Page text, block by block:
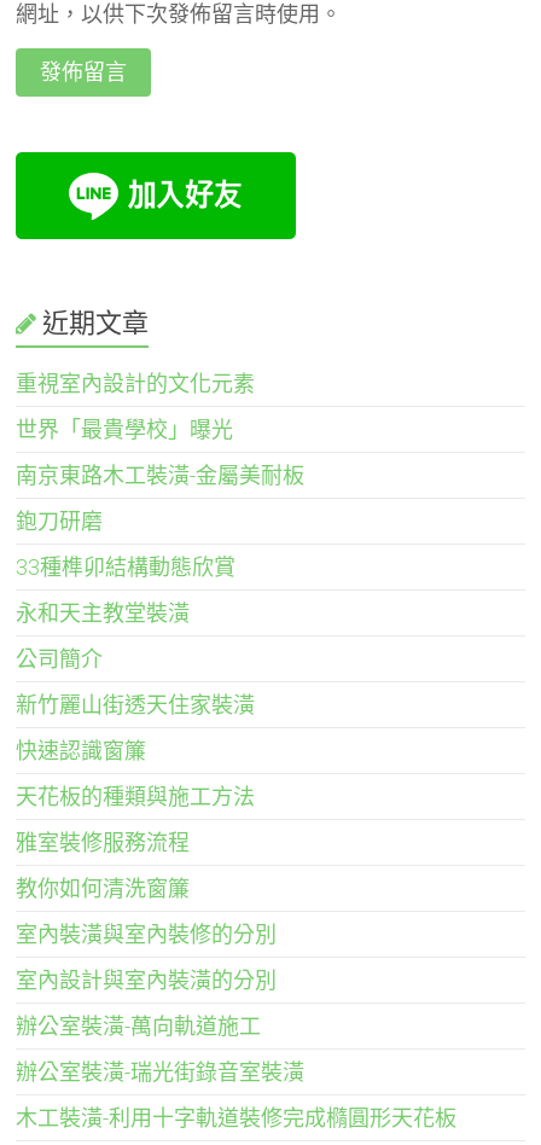
網址，以供下次發佈留言時使用。
近期文章
重視室內設計的文化元素
世界「最貴學校」曝光
南京東路木工裝潢-金屬美耐板
鉋刀研磨
33種榫卯結構動態欣賞
永和天主教堂裝潢
公司簡介
新竹麗山街透天住家裝潢
快速認識窗簾
天花板的種類與施工方法
雅室裝修服務流程
教你如何清洗窗簾
室內裝潢與室內裝修的分別
室內設計與室內裝潢的分別
辦公室裝潢-萬向軌道施工
辦公室裝潢-瑞光街錄音室裝潢
木工裝潢-利用十字軌道裝修完成橢圓形天花板